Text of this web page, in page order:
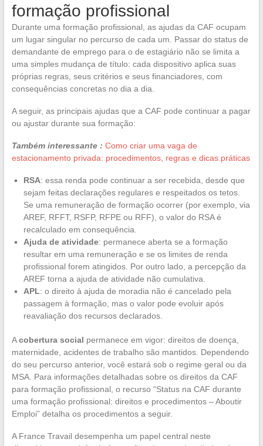
formação profissional
Durante uma formação profissional, as ajudas da CAF ocupam
um lugar singular no percurso de cada um. Passar do status de
demandante de emprego para o de estagiário não se limita a
uma simples mudança de título: cada dispositivo aplica suas
próprias regras, seus critérios e seus financiadores, com
consequências concretas no dia a dia.
A seguir, as principais ajudas que a CAF pode continuar a pagar
ou ajustar durante sua formação:
Também interessante : Como criar uma vaga de
estacionamento privada: procedimentos, regras e dicas práticas
RSA: essa renda pode continuar a ser recebida, desde que
sejam feitas declarações regulares e respeitados os tetos.
Se uma remuneração de formação ocorrer (por exemplo, via
AREF, RFFT, RSFP, RFPE ou RFF), o valor do RSA é
recalculado em consequência.
Ajuda de atividade: permanece aberta se a formação
resultar em uma remuneração e se os limites de renda
profissional forem atingidos. Por outro lado, a percepção da
AREF torna a ajuda de atividade não cumulativa.
APL: o direito à ajuda de moradia não é cancelado pela
passagem à formação, mas o valor pode evoluir após
reavaliação dos recursos declarados.
Acobertura social permanece em vigor: direitos de doença,
maternidade, acidentes de trabalho são mantidos. Dependendo
do seu percurso anterior, você estará sob o regime geral ou da
MSA. Para informações detalhadas sobre os direitos da CAF
para formação profissional, o recurso “Status na CAF durante
uma formação profissional: direitos e procedimentos – Aboutir
Emploi” detalha os procedimentos a seguir.
A France Travail desempenha um papel central neste